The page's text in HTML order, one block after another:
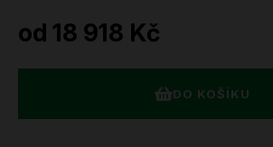
od 18 918 Kč
DO KOŠÍKU